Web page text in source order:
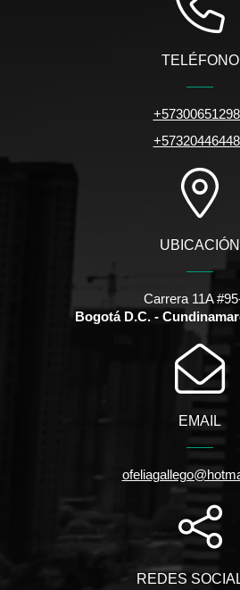
TELÉFONO
UBICACIÓN
Carrera 11A
Bogotá D.C. -
EMAIL
REDES